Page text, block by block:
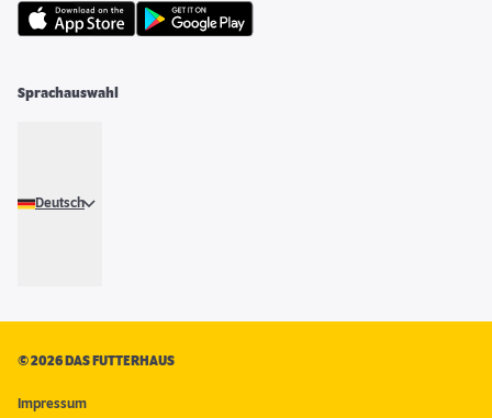
Sprachauswahl
Deutsch
©2026 DAS FUTTERHAUS
Impressum